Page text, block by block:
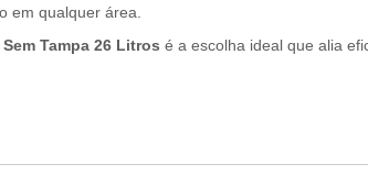
em qualquer área.
Tampa 26 Litros é a escolha ideal que alia